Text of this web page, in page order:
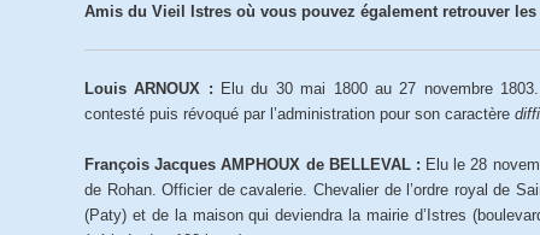
Amis du Vieil Istres où vous pouvez également retrouver
Louis ARNOUX : Elu du 30 mai 1800 au 27 novembre
contesté puis révoqué par l’administration pour son caractère
François Jacques AMPHOUX de BELLEVAL : Elu le 28
de Rohan. Officier de cavalerie. Chevalier de l’ordre royal de
(Paty) et de la maison qui deviendra la mairie d’Istres